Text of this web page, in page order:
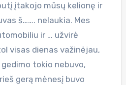
įtakojo mūsų kelionę ir
š……. nelaukia. Mes
ir … užvirė
visas dienas važinėjau,
tokio nebuvo,
gerą mėnesį buvo